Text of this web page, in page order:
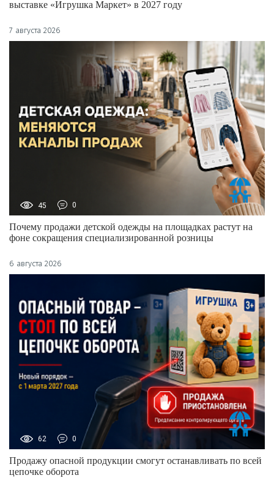
выставке «Игрушка Маркет» в 2027 году
7 августа 2026
45 0
Почему продажи детской одежды на площадках растут на
фоне сокращения специализированной розницы
6 августа 2026
62 0
Продажу опасной продукции смогут останавливать по всей
цепочке оборота